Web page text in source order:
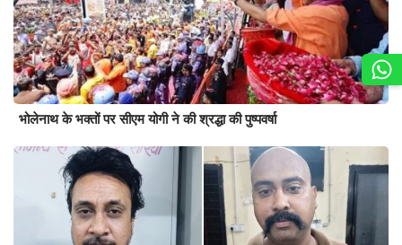
भोलेनाथ के भक्तों पर सीएम योगी ने की श्रद्धा की पुष्पवर्षा